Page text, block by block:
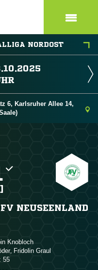
NORDOST
6, Karlsruher Allee 14,
NEUSEENLAND

,  
55